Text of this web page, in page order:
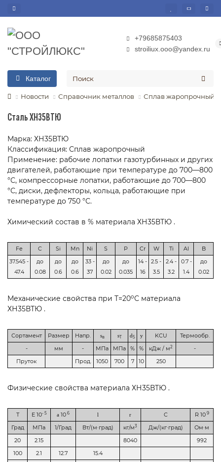
+79685875403
stroiliux.ooo@yandex.ru
Каталог
Новости Справочник металлов Сплав жаропрочный
Сталь ХН35ВТЮ
Марка: ХН35ВТЮ
Классификация: Сплав жаропрочный
Применение: рабочие лопатки газотурбинных и других
двигателей, работающие при температуре до 700—800
°С, компрессорные лопатки, работающие до 700—800
°С, диски, дефлекторы, кольца, работающие при
температуре до 750 °С.
Химический состав в % материала ХН35ВТЮ .
Fe C Si Mn Ni S P Cr W Ti Al
B
37.545 -
47.4
до
0.08
до
0.6
до
0.6
33 -
37
до
0.02
до
0.035
14 -
16
2.5 -
3.5
2.4 -
3.2
0.7 -
1.4
до
0.02
Механические свойства при Т=20oС материала
ХН35ВТЮ .
Сортамент Размер Напр. sв sT d5 y KCU
Термообр.
-
мм - МПа МПа % % кДж / м2
-
Пруток
Прод. 1050 700 7 10 250
Физические свойства материала ХН35ВТЮ .
T E 10- 5 a 10 6 l r C R 109
Град МПа 1/Град Вт/(м·град) кг/м3 Дж/(кг·град)
Ом·м
20
2.15 8040
992
100
2.1 12.7
15.4